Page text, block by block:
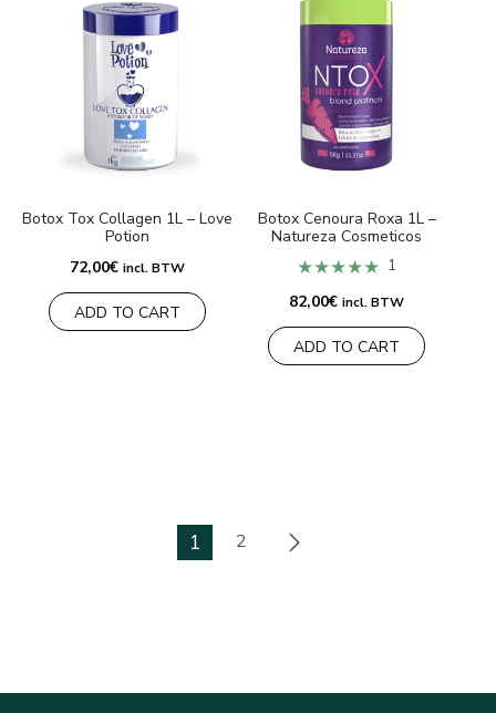
Botox Tox Collagen 1L – Love
Potion
72,00€ incl. BTW
ADD TO CART
Botox Cenoura Roxa 1L –
Natureza Cosmeticos
★★★★★ 1
82,00€ incl. BTW
ADD TO CART
1 2